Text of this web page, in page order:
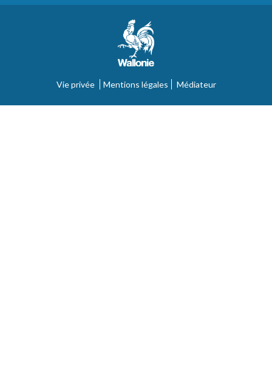
Vie privée Mentions légales Médiateur